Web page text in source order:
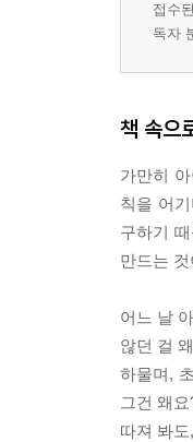
접수
독자
책 속으
가만히
칙을 어
구하기
만드는
어느 날
않던 걸
하물며,
그건 왜
따져 봐